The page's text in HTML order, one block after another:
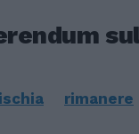
rimanere